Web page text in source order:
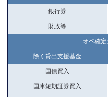
銀行券
財政等
オペ確
除く貸出支援基金
国債買入
国庫短期証券買入